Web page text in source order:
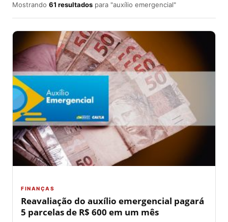
Mostrando 61 resultados para "auxílio emergencial"
FINANÇAS
Reavaliação do auxílio emergencial pagará
5 parcelas de R$ 600 em um mês